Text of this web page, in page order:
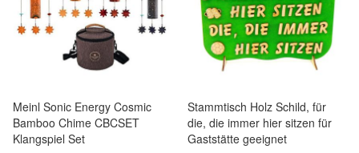
Meinl Sonic Energy Cosmic
Bamboo Chime CBCSET
Klangspiel Set
Stammtisch Holz Schild, für
die, die immer hier sitzen für
Gaststätte geeignet